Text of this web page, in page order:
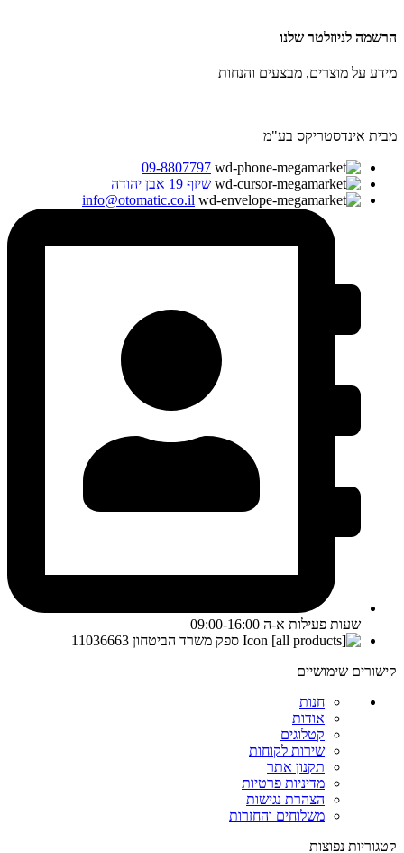
הרשמה לניוזלטר שלנו
מידע על מוצרים, מבצעים והנחות
מבית אינדסטריקס בע"מ
09-8807797
שיזף 19 אבן יהודה
info@otomatic.co.il
שעות פעילות א-ה 09:00-16:00
ספק משרד הביטחון 11036663
קישורים שימושיים
חנות
אודות
קטלוגים
שירות לקוחות
תקנון אתר
מדיניות פרטיות
הצהרת נגישות
משלוחים והחזרות
קטגוריות נפוצות